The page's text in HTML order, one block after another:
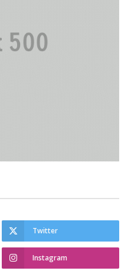
Twitter
Instagram